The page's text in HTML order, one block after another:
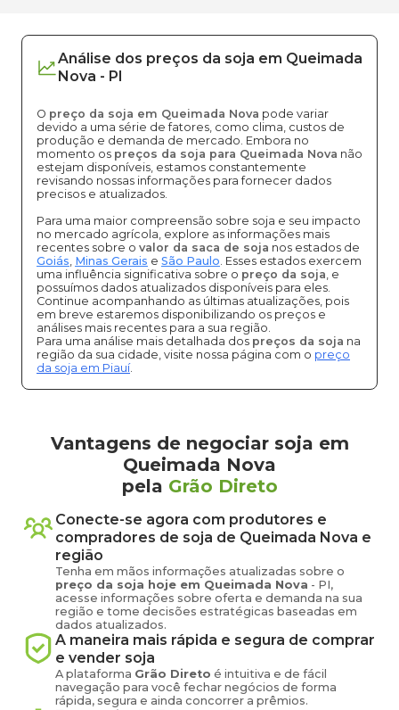
Análise dos preços da soja em Queimada
Nova - PI
O preço da soja em Queimada Nova pode variar
devido a uma série de fatores, como clima, custos de
produção e demanda de mercado. Embora no
momento os preços da soja para Queimada Nova não
estejam disponíveis, estamos constantemente
revisando nossas informações para fornecer dados
precisos e atualizados.
Para uma maior compreensão sobre soja e seu impacto
no mercado agrícola, explore as informações mais
recentes sobre o valor da saca de soja nos estados de
Goiás, Minas Gerais e São Paulo. Esses estados exercem
uma influência significativa sobre o preço da soja, e
possuímos dados atualizados disponíveis para eles.
Continue acompanhando as últimas atualizações, pois
em breve estaremos disponibilizando os preços e
análises mais recentes para a sua região.
Para uma análise mais detalhada dos preços da soja na
região da sua cidade, visite nossa página com o preço
da soja em Piauí.
Vantagens de negociar soja em
Queimada Nova
pela Grão Direto
Conecte-se agora com produtores e
compradores de soja de Queimada Nova e
região
Tenha em mãos informações atualizadas sobre o
preço da soja hoje em Queimada Nova - PI,
acesse informações sobre oferta e demanda na sua
região e tome decisões estratégicas baseadas em
dados atualizados.
A maneira mais rápida e segura de comprar
e vender soja
A plataforma Grão Direto é intuitiva e de fácil
navegação para você fechar negócios de forma
rápida, segura e ainda concorrer a prêmios.